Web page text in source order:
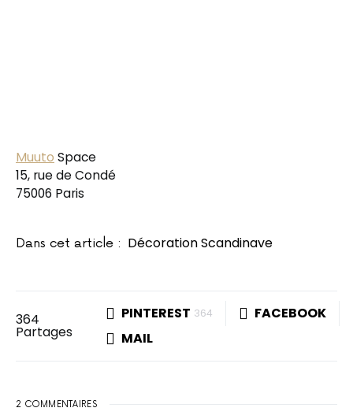
Muuto Space
15, rue de Condé
75006 Paris
Dans cet article : Décoration Scandinave
364
Partages
PINTEREST 364
FACEBOOK
MAIL
2 COMMENTAIRES